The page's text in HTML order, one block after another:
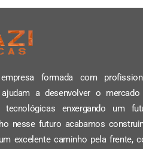
formada com
a desenvolver o mercado
enxergando um
nesse futuro acabamos
excelente caminho pela frente,